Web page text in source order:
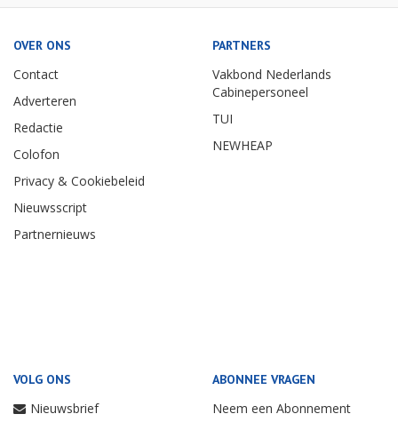
OVER ONS
Contact
Adverteren
Redactie
Colofon
Privacy & Cookiebeleid
Nieuwsscript
Partnernieuws
PARTNERS
Vakbond Nederlands
Cabinepersoneel
TUI
NEWHEAP
VOLG ONS
Nieuwsbrief
ABONNEE VRAGEN
Neem een Abonnement